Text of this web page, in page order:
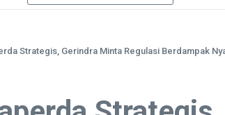
Strategis, Gerindra Minta Regulasi Berdampak